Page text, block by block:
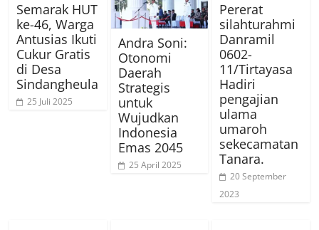
Semarak HUT
ke-46, Warga
Antusias Ikuti
Cukur Gratis
di Desa
Sindangheula
25 Juli 2025
Andra Soni:
Otonomi
Daerah
Strategis
untuk
Wujudkan
Indonesia
Emas 2045
25 April 2025
Pererat
silahturahmi
Danramil
0602-
11/Tirtayasa
Hadiri
pengajian
ulama
umaroh
sekecamatan
Tanara.
20 September
2023